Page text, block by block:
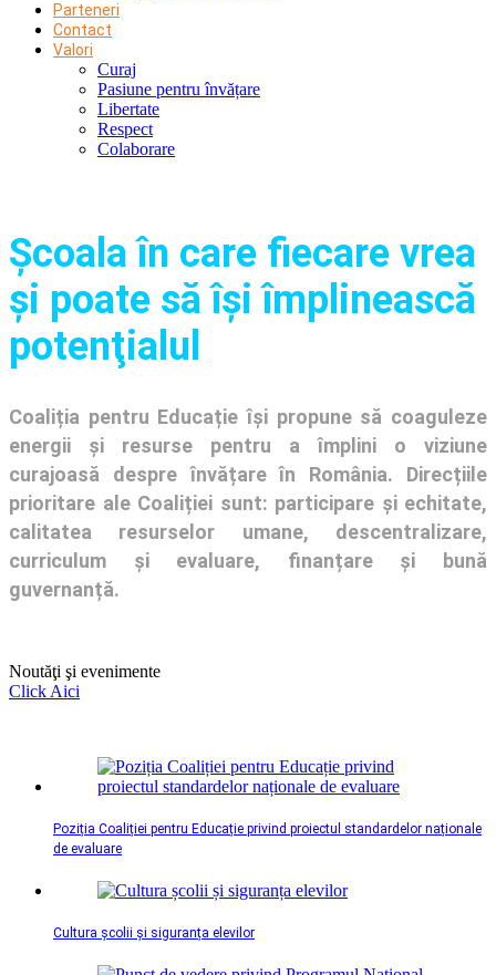
Parteneri
Contact
Valori
Curaj
Pasiune pentru învățare
Libertate
Respect
Colaborare
Şcoala în care fiecare vrea
și poate să își împlinească
potenţialul
Coaliția pentru Educație își propune să coaguleze
energii și resurse pentru a împlini o viziune
curajoasă despre învățare în România. Direcțiile
prioritare ale Coaliției sunt: participare și echitate,
calitatea resurselor umane, descentralizare,
curriculum și evaluare, finanțare și bună
guvernanță.
Noutăţi şi evenimente
Click Aici
Poziția Coaliției pentru Educație privind proiectul standardelor naționale
de evaluare
Cultura școlii și siguranța elevilor